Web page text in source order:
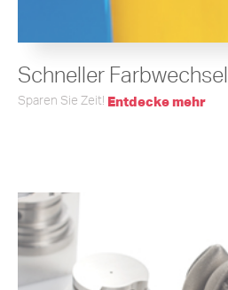
Schneller Farbwechsel
Sparen Sie Zeit! Entdecke mehr